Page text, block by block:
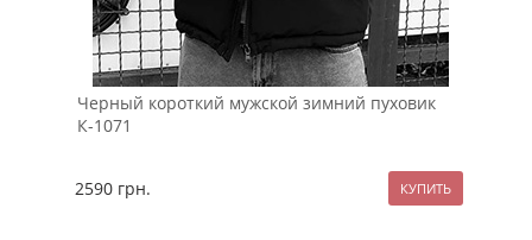
Черный короткий мужской зимний пуховик
К-1071
2590 грн.